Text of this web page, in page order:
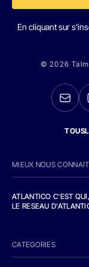
En cliquant sur
© 2026
MIEUX NOUS
ATLANTICO C'EST
LE RESEAU
CATEGORIES